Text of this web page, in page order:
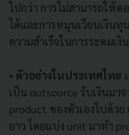
ไปกว่า การไม่สามารถให้
ได้และการหมุนเวียนเงินทุ
ความสำเร็จในการระดมเ
• ตัวอย่างในประเทศไทย
เป็น outsource รับเงินมา
product ของตัวเองไปด้ว
ยาว โดยแบ่ง unit มาทำ